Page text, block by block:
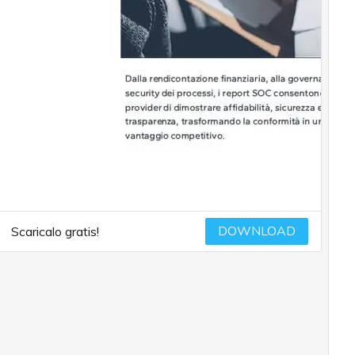
Scaricalo gratis! DOWNLOAD